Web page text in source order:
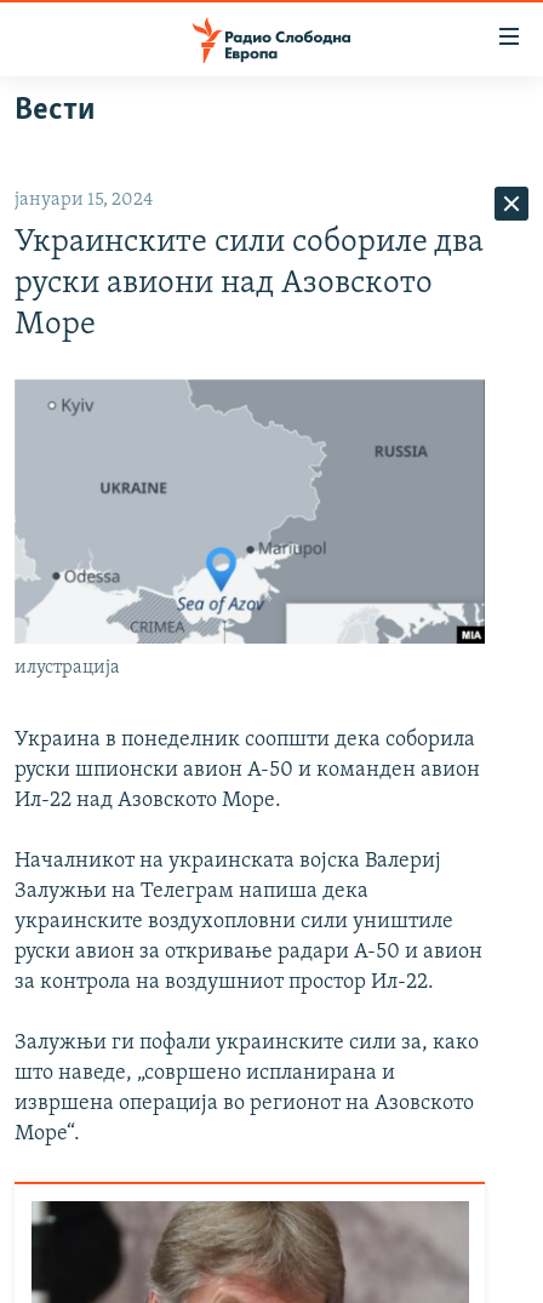
Оди
на
Оди
на
главната
навигација
Премини
на
ВИЗУЕЛНО
ВЕСТИ
ШТО ТРЕБА ДА ЗНАЕТЕ
ПРИЈАВИ СЕ ЗА ЊУЗЛЕТЕР
ПОДКАСТ ЗОШТО?
РСЕ веб страници
Вести
јануари 15, 2024
Украинските сили собориле два
руски авиони над Азовското
Море
илустрација
Украина в понеделник соопшти дека соборила
руски шпионски авион А-50 и команден авион
Ил-22 над Азовското Море.
Началникот на украинската војска Валериј
Залужњи на Телеграм напиша дека
украинските воздухопловни сили уништиле
руски авион за откривање радари А-50 и авион
за контрола на воздушниот простор Ил-22.
Залужњи ги пофали украинските сили за, како
што наведе, „совршено испланирана и
извршена операција во регионот на Азовското
Море“.